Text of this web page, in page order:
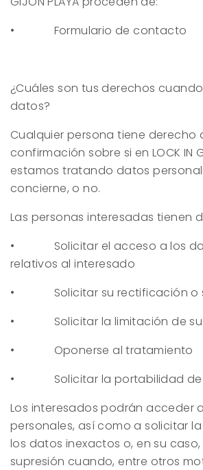
• Formulario de contacto
¿Cuáles son tus derechos
datos?
Cualquier persona tiene derecho
confirmación sobre si en LOCK IN
estamos tratando datos
concierne, o no.
Las personas interesadas tienen
• Solicitar el acceso a los
relativos al interesado
• Solicitar su rectificación o
• Solicitar la limitación de su
• Oponerse al tratamiento
• Solicitar la portabilidad de
Los interesados podrán acceder
personales, así como a solicitar
los datos inexactos o, en su
supresión cuando, entre otros